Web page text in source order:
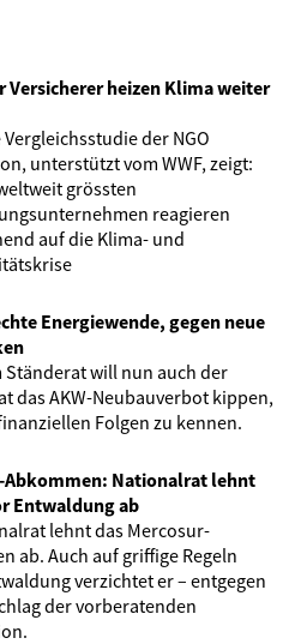
Versicherer heizen Klima weiter
Vergleichsstudie der NGO
unterstützt vom WWF, zeigt:
grössten
reagieren
auf die Klima- und
Energiewende, gegen neue
Ständerat will nun auch der
das AKW-Neubauverbot kippen,
Folgen zu kennen.
Abkommen: Nationalrat lehnt
Entwaldung ab
lehnt das Mercosur-
ab. Auch auf griffige Regeln
verzichtet er – entgegen
der vorberatenden